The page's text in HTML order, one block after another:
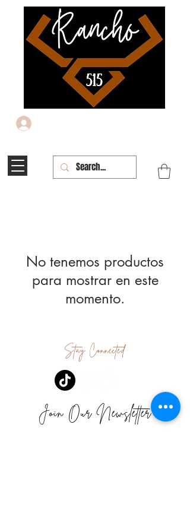
No tenemos productos
para mostrar en este
momento.
Stay Connected
Join Our Newsletter